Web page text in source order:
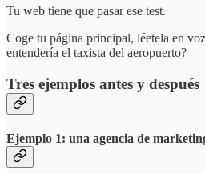
Tu web tiene que pasar ese test.
Coge tu página principal, léetela en
entendería el taxista del aeropuerto?
Tres ejemplos antes y después
Ejemplo 1: una agencia de